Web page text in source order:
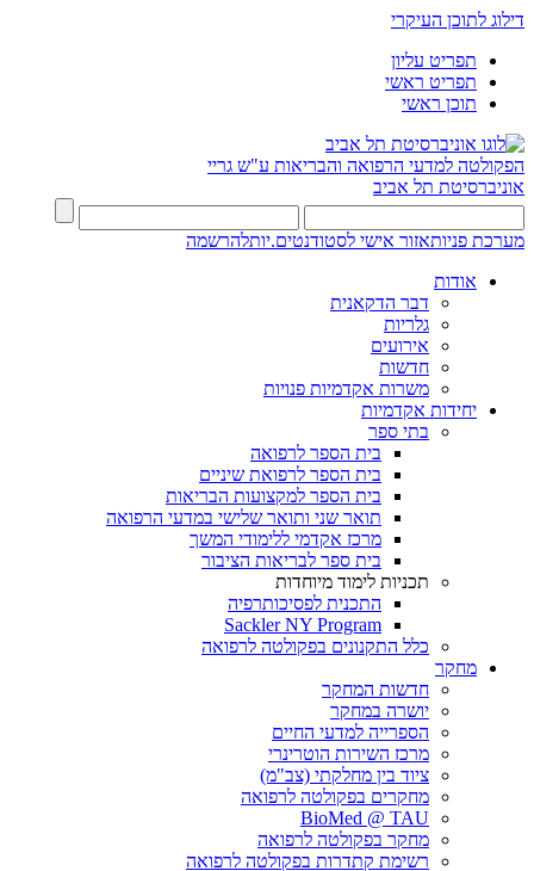
דילוג לתוכן העיקרי
תפריט עליון
תפריט ראשי
תוכן ראשי
הפקולטה למדעי הרפואה והבריאות ע"ש גריי
אוניברסיטת תל אביב
מערכת פניותאזור אישי לסטודנטים.יותלהרשמה
אודות
דבר הדקאנית
גלריות
אירועים
חדשות
משרות אקדמיות פנויות
יחידות אקדמיות
בתי ספר
בית הספר לרפואה
בית הספר לרפואת שיניים
בית הספר למקצועות הבריאות
תואר שני ותואר שלישי במדעי הרפואה
מרכז אקדמי ללימודי המשך
בית ספר לבריאות הציבור
תכניות לימוד מיוחדות
התכנית לפסיכותרפיה
Sackler NY Program
כלל התקנונים בפקולטה לרפואה
מחקר
חדשות המחקר
יושרה במחקר
הספרייה למדעי החיים
מרכז השירות הוטרינרי
ציוד בין מחלקתי (צב"מ)
מחקרים בפקולטה לרפואה
BioMed @ TAU
מחקר בפקולטה לרפואה
רשימת קתדרות בפקולטה לרפואה